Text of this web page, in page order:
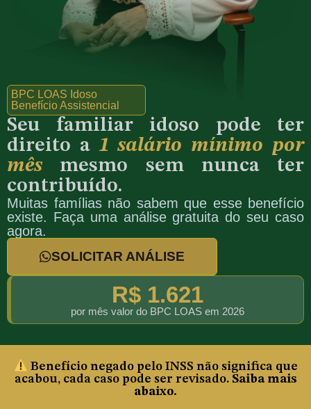
BPC LOAS Idoso
Benefício Assistencial
Seu familiar idoso pode ter
direito a 1 salário mínimo por
mês mesmo sem nunca ter
contribuído.
Muitas famílias não sabem que esse benefício
existe. Faça uma análise gratuita do seu caso
agora.
SOLICITAR ANÁLISE
R$ 1.621
por mês valor do BPC LOAS em 2026
Benefício negado pelo INSS não significa que
acabou, cada caso pode ser revisado. Saiba mais
abaixo.